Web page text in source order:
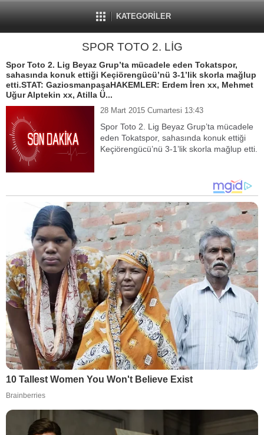
KATEGORİLER
SPOR TOTO 2. LİG
Spor Toto 2. Lig Beyaz Grup’ta mücadele eden Tokatspor,
sahasında konuk ettiği Keçiörengücü’nü 3-1’lik skorla mağlup
etti.STAT: GaziosmanpaşaHAKEMLER: Erdem İren xx, Mehmet
Uğur Alptekin xx, Atilla Ü...
28 Mart 2015 Cumartesi 13:43
Spor Toto 2. Lig Beyaz Grup’ta mücadele
eden Tokatspor, sahasında konuk ettiği
Keçiörengücü’nü 3-1’lik skorla mağlup etti.